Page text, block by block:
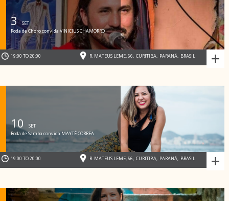
3
SET
Roda de Choro convida VINICIUS CHAMORRO
+
19:00 TO 20:00 R. MATEUS LEME, 66, CURITIBA, PARANÁ, BRASIL
10
SET
Roda de Samba convida MAYTÊ CORREA
+
19:00 TO 20:00 R. MATEUS LEME, 66, CURITIBA, PARANÁ, BRASIL